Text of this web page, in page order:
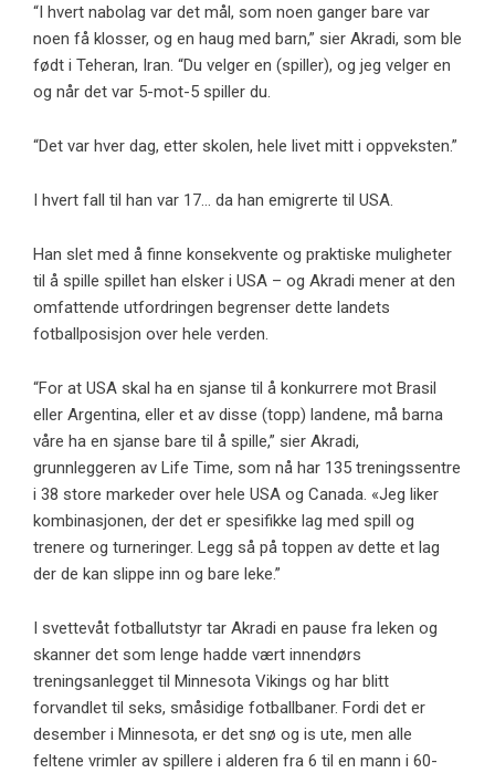
“I hvert nabolag var det mål, som noen ganger bare var
noen få klosser, og en haug med barn,” sier Akradi, som ble
født i Teheran, Iran. “Du velger en (spiller), og jeg velger en
og når det var 5-mot-5 spiller du.
“Det var hver dag, etter skolen, hele livet mitt i oppveksten.”
I hvert fall til han var 17… da han emigrerte til USA.
Han slet med å finne konsekvente og praktiske muligheter
til å spille spillet han elsker i USA – og Akradi mener at den
omfattende utfordringen begrenser dette landets
fotballposisjon over hele verden.
“For at USA skal ha en sjanse til å konkurrere mot Brasil
eller Argentina, eller et av disse (topp) landene, må barna
våre ha en sjanse bare til å spille,” sier Akradi,
grunnleggeren av Life Time, som nå har 135 treningssentre
i 38 store markeder over hele USA og Canada. «Jeg liker
kombinasjonen, der det er spesifikke lag med spill og
trenere og turneringer. Legg så på toppen av dette et lag
der de kan slippe inn og bare leke.”
I svettevåt fotballutstyr tar Akradi en pause fra leken og
skanner det som lenge hadde vært innendørs
treningsanlegget til Minnesota Vikings og har blitt
forvandlet til seks, småsidige fotballbaner. Fordi det er
desember i Minnesota, er det snø og is ute, men alle
feltene vrimler av spillere i alderen fra 6 til en mann i 60-